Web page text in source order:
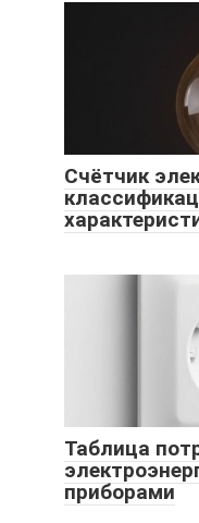
Счётчик
Таблица
приборами